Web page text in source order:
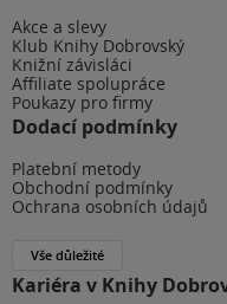
Akce a slevy
Klub Knihy Dobrovský
Knižní závisláci
Affiliate spolupráce
Poukazy pro firmy
Dodací podmínky
Platební metody
Obchodní podmínky
Ochrana osobních údajů
Vše důležité
Kariéra v Knihy